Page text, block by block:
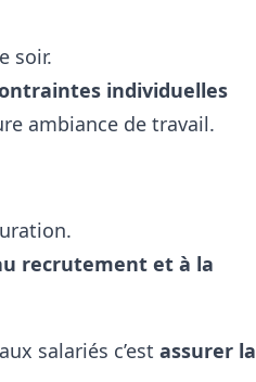
soir.
individuelles
ambiance de travail.
recrutement et à la
salariés c’est assurer la